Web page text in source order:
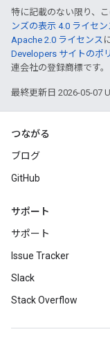
特に記載のない限り、
ンズの表示 4.0 ライセン
Apache 2.0 ライセンス
Developers サイトのポ
連会社の登録商標です。
最終更新日 2026-05-07
つながる
ブログ
GitHub
サポート
サポート
Issue Tracker
Slack
Stack Overflow